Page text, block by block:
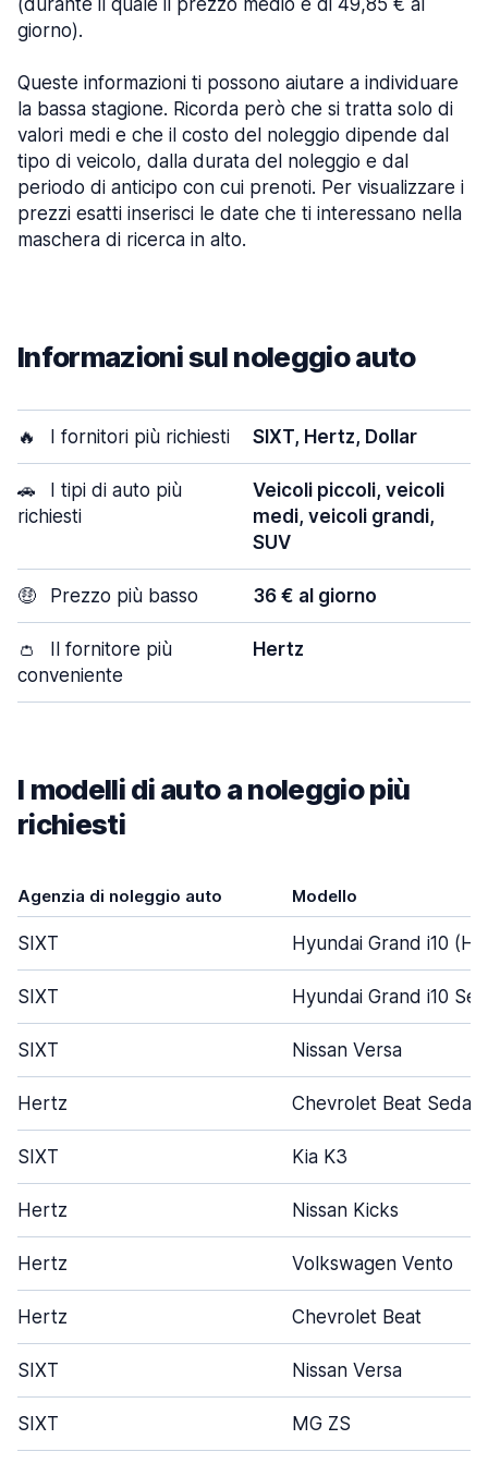
(durante il quale il prezzo medio è di 49,85 € al
giorno).
Queste informazioni ti possono aiutare a individuare
la bassa stagione. Ricorda però che si tratta solo di
valori medi e che il costo del noleggio dipende dal
tipo di veicolo, dalla durata del noleggio e dal
periodo di anticipo con cui prenoti. Per visualizzare i
prezzi esatti inserisci le date che ti interessano nella
maschera di ricerca in alto.
Informazioni sul noleggio auto
🔥 I fornitori più richiesti SIXT, Hertz, Dollar
🚗
I tipi di auto più
richiesti
Veicoli piccoli, veicoli
medi, veicoli grandi,
SUV
🤑 Prezzo più basso 36 € al giorno
👛
Il fornitore più
conveniente
Hertz
I modelli di auto a noleggio più
richiesti
Agenzia di noleggio auto Modello
SIXT Hyundai Grand i10
SIXT Hyundai Grand i10
SIXT Nissan Versa
Hertz Chevrolet Beat Sedan
SIXT Kia K3
Hertz Nissan Kicks
Hertz Volkswagen Vento
Hertz Chevrolet Beat
SIXT Nissan Versa
SIXT MG ZS